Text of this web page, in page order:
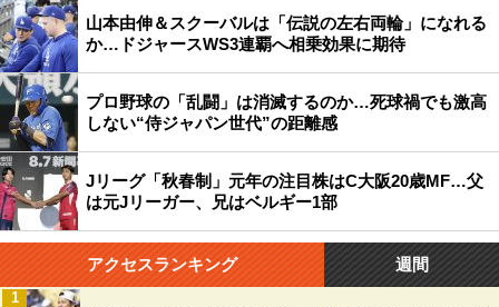
山本由伸＆スクーバルは「伝説の左右両輪」になれる
か…ドジャースWS3連覇へ相乗効果に期待
プロ野球の「乱闘」は消滅するのか…死球禍でも激高
しない“侍ジャパン世代”の距離感
Jリーグ「秋春制」元年の注目株はC大阪20歳MF…父
は元Jリーガー、兄はベルギー1部
アクセスランキング 週間
1